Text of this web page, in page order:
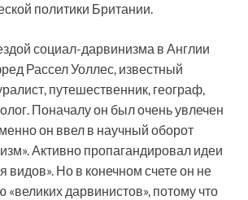
политики Британии.
социал-дарвинизма в Англии
Рассел Уоллес, известный
путешественник, географ,
Поначалу он был очень увлечен
он ввел в научный оборот
Активно пропагандировал идеи
видов». Но в конечном счете он не
дарвинистов», потому что